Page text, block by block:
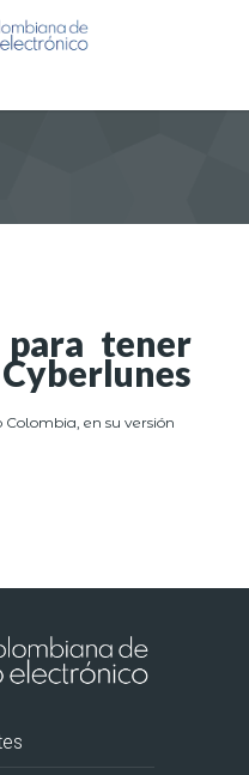
navigation
para tener
en su versión